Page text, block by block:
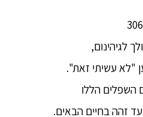
306
לגיהינום,
"לא עשיתי זאת".
השפלים הללו
זהה בחיים הבאים.